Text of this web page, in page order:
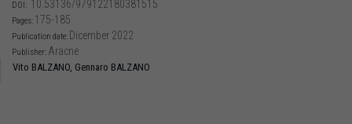
DOI: 10.53136/979122180381515
Pages: 175-185
Publication date: Dicember 2022
Publisher: Aracne
Vito BALZANO, Gennaro BALZANO